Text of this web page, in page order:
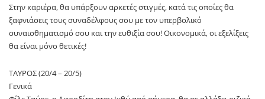
Στην καριέρα, θα υπάρξουν αρκετές στιγμές, κατά τις οποίες θα
ξαφνιάσεις τους συναδέλφους σου με τον υπερβολικό
συναισθηματισμό σου και την ευθιξία σου! Οικονομικά, οι εξελίξεις
θα είναι μόνο θετικές!
ΤΑΥΡΟΣ (20/4 – 20/5)
Γενικά